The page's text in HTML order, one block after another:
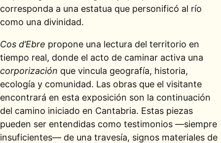
corresponda a una estatua que personificó al río
como una divinidad.
Cos d’Ebre propone una lectura del territorio en
tiempo real, donde el acto de caminar activa una
corporización que vincula geografía, historia,
ecología y comunidad. Las obras que el visitante
encontrará en esta exposición son la continuación
del camino iniciado en Cantabria. Estas piezas
pueden ser entendidas como testimonios —siempre
insuficientes— de una travesía, signos materiales de